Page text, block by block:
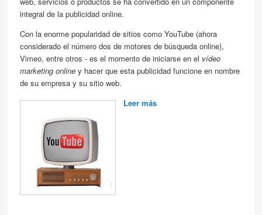
integral de la publicidad online.
Con la enorme popularidad de sitios como YouTube (ahora
considerado el número dos de motores de búsqueda online),
Vimeo, entre otros - es el momento de iniciarse en el vídeo
marketing onliney hacer que esta publicidad funcione en nombre
de su empresa y su sitio web.
Leer más